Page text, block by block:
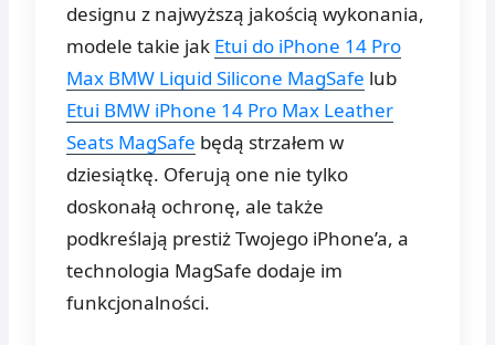
designu z najwyższą jakością wykonania,
modele takie jak Etui do iPhone 14 Pro
Max BMW Liquid Silicone MagSafe lub
Etui BMW iPhone 14 Pro Max Leather
Seats MagSafe będą strzałem w
dziesiątkę. Oferują one nie tylko
doskonałą ochronę, ale także
podkreślają prestiż Twojego iPhone’a, a
technologia MagSafe dodaje im
funkcjonalności.